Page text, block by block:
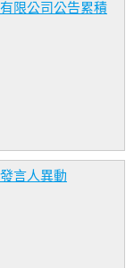
限公司公告累積
言人異動